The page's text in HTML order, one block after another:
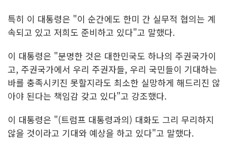
특히 이 대통령은 "이 순간에도 한미 간 실무적 협의는 계
속되고 있고 저희도 준비하고 있다"고 말했다.
이 대통령은 "분명한 것은 대한민국도 하나의 주권국가이
고, 주권국가에서 우리 주권자들, 우리 국민들이 기대하는
바를 충족시키진 못할지라도 최소한 실망하게 해드리진 않
아야 된다는 책임감 갖고 있다"고 강조했다.
이 대통령은 "(트럼프 대통령과의) 대화도 그리 무리하지
않을 것이라고 기대와 예상을 하고 있다"고 말했다.